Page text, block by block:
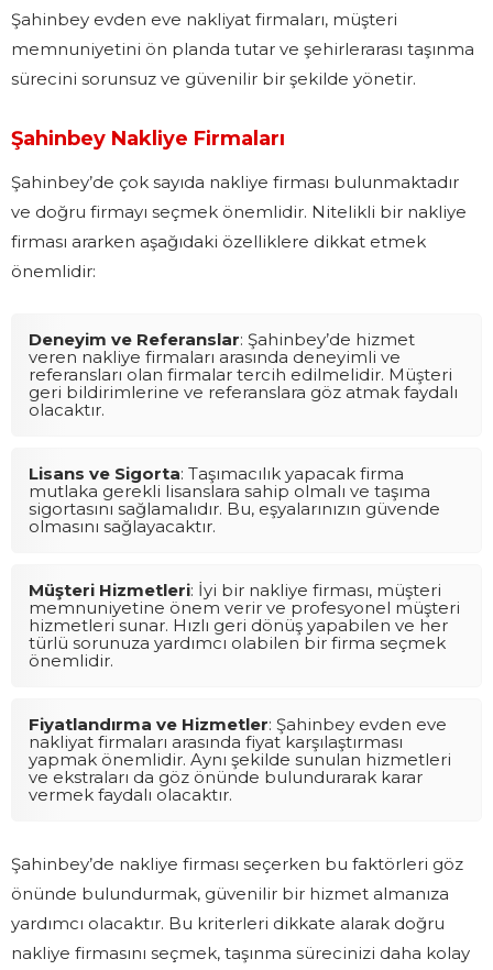
Şahinbey evden eve nakliyat firmaları, müşteri
memnuniyetini ön planda tutar ve şehirlerarası taşınma
sürecini sorunsuz ve güvenilir bir şekilde yönetir.
Şahinbey Nakliye Firmaları
Şahinbey’de çok sayıda nakliye firması bulunmaktadır
ve doğru firmayı seçmek önemlidir. Nitelikli bir nakliye
firması ararken aşağıdaki özelliklere dikkat etmek
önemlidir:
Deneyim ve Referanslar: Şahinbey’de hizmet
veren nakliye firmaları arasında deneyimli ve
referansları olan firmalar tercih edilmelidir. Müşteri
geri bildirimlerine ve referanslara göz atmak faydalı
olacaktır.
Lisans ve Sigorta: Taşımacılık yapacak firma
mutlaka gerekli lisanslara sahip olmalı ve taşıma
sigortasını sağlamalıdır. Bu, eşyalarınızın güvende
olmasını sağlayacaktır.
Müşteri Hizmetleri: İyi bir nakliye firması, müşteri
memnuniyetine önem verir ve profesyonel müşteri
hizmetleri sunar. Hızlı geri dönüş yapabilen ve her
türlü sorunuza yardımcı olabilen bir firma seçmek
önemlidir.
Fiyatlandırma ve Hizmetler: Şahinbey evden eve
nakliyat firmaları arasında fiyat karşılaştırması
yapmak önemlidir. Aynı şekilde sunulan hizmetleri
ve ekstraları da göz önünde bulundurarak karar
vermek faydalı olacaktır.
Şahinbey’de nakliye firması seçerken bu faktörleri göz
önünde bulundurmak, güvenilir bir hizmet almanıza
yardımcı olacaktır. Bu kriterleri dikkate alarak doğru
nakliye firmasını seçmek, taşınma sürecinizi daha kolay